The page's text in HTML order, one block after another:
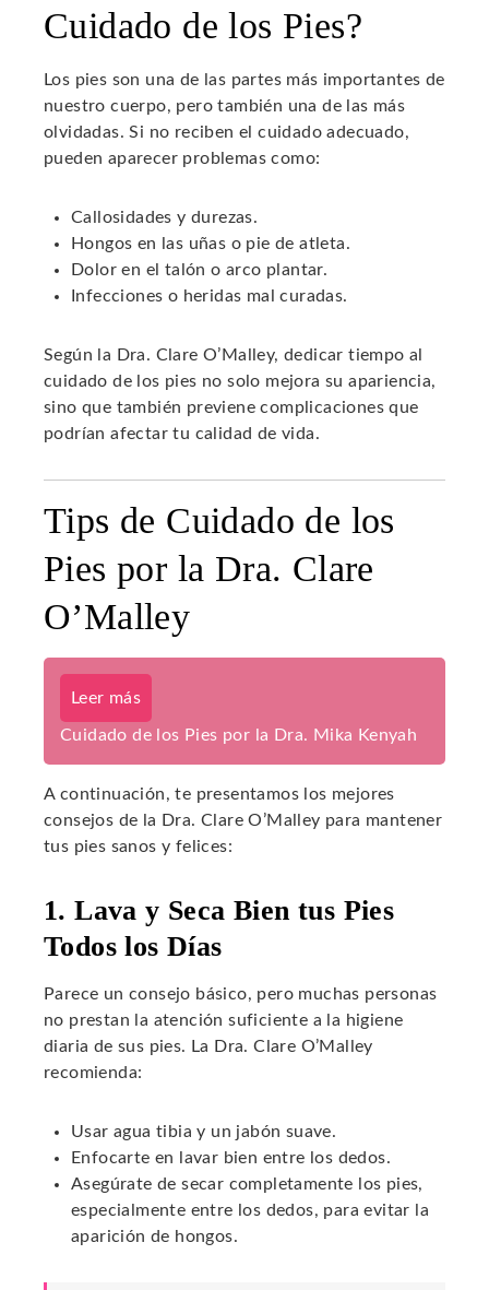
Cuidado de los Pies?
Los pies son una de las partes más importantes de
nuestro cuerpo, pero también una de las más
olvidadas. Si no reciben el cuidado adecuado,
pueden aparecer problemas como:
Callosidades y durezas.
Hongos en las uñas o pie de atleta.
Dolor en el talón o arco plantar.
Infecciones o heridas mal curadas.
Según la Dra. Clare O’Malley, dedicar tiempo al
cuidado de los pies no solo mejora su apariencia,
sino que también previene complicaciones que
podrían afectar tu calidad de vida.
Tips de Cuidado de los
Pies por la Dra. Clare
O’Malley
Leer más
Cuidado de los Pies por la Dra. Mika Kenyah
A continuación, te presentamos los mejores
consejos de la Dra. Clare O’Malley para mantener
tus pies sanos y felices:
1. Lava y Seca Bien tus Pies
Todos los Días
Parece un consejo básico, pero muchas personas
no prestan la atención suficiente a la higiene
diaria de sus pies. La Dra. Clare O’Malley
recomienda:
Usar agua tibia y un jabón suave.
Enfocarte en lavar bien entre los dedos.
Asegúrate de secar completamente los pies,
especialmente entre los dedos, para evitar la
aparición de hongos.